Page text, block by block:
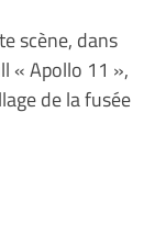
scène, dans
« Apollo 11 »,
de la fusée